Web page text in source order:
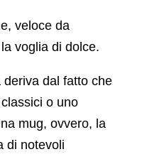
veloce da
voglia di dolce.
deriva dal fatto che
o uno
mug, ovvero, la
di notevoli